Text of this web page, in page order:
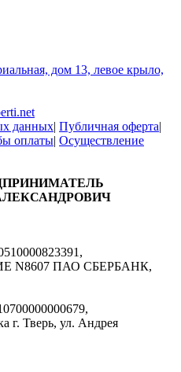
дом 13, левое крыло,
данных| Публичная оферта|
оплаты| Осуществление
N8607 ПАО СБЕРБАНК,
г. Тверь, ул. Андрея